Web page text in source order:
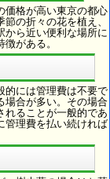
価格が高い東京の都心
の折々の花を植え、
から近い便利な場所に
がある。
的には管理費は不要で
場合が多い。その場合
れることが一般的であ
管理費を払い続ければ